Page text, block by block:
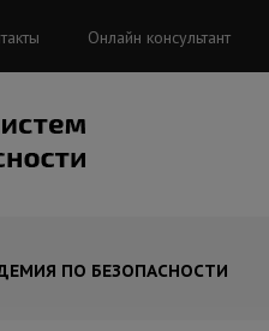
Онлайн консультант
ПО БЕЗОПАСНОСТИ